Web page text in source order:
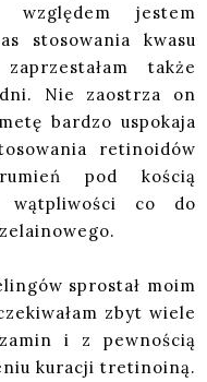
jestem
stosowania kwasu
także
Nie zaostrza on
bardzo uspokaja
retinoidów
pod kością
wątpliwości co do
sprostał moim
zbyt wiele
i z pewnością
kuracji tretinoiną.